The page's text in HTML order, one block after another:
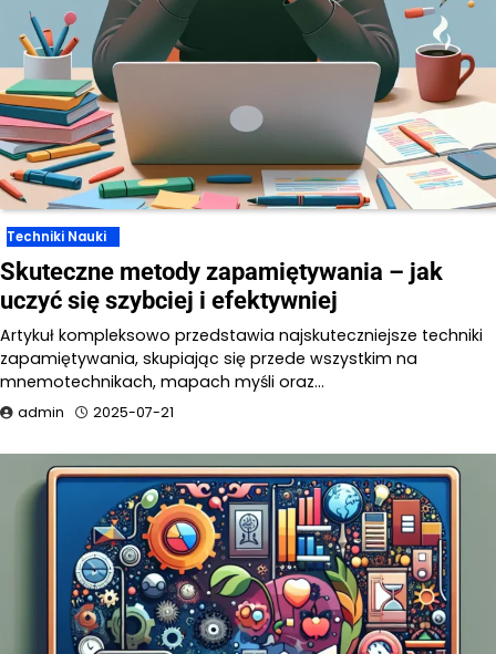
Techniki Nauki
Skuteczne metody zapamiętywania – jak
uczyć się szybciej i efektywniej
Artykuł kompleksowo przedstawia najskuteczniejsze techniki
zapamiętywania, skupiając się przede wszystkim na
mnemotechnikach, mapach myśli oraz…
admin 2025-07-21